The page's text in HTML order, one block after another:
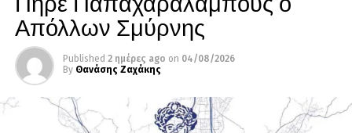
Απόλλων Σμύρνης
Published 2 ημέρες ago on 04/08/2026
By Θανάσης Ζαχάκης